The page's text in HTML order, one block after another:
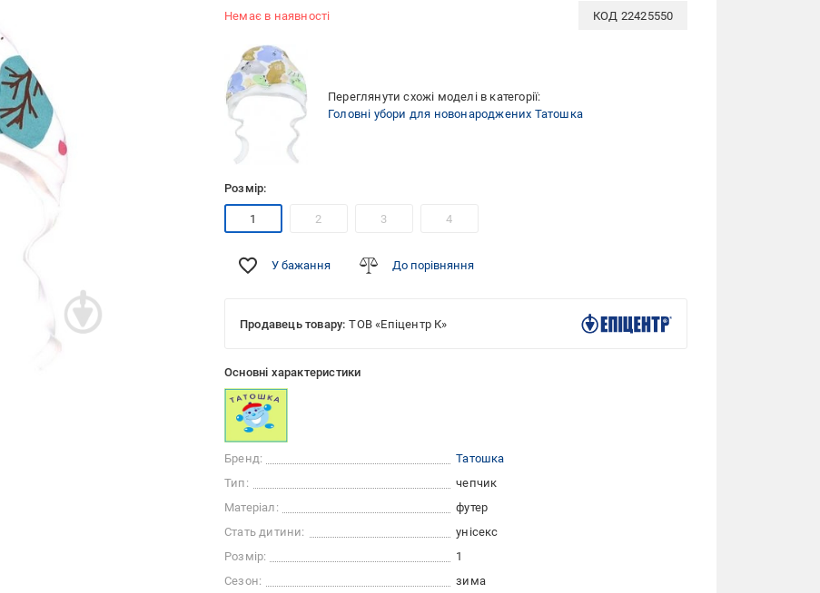
Немає в наявності КОД 22425550
Переглянути схожі моделі в категорії:
Головні убори для новонароджених Татошка
Розмір:
1 2 3 4
У бажання До порівняння
Продавець товару: ТОВ «Епіцентр К»
Основні характеристики
Бренд:
Татошка
Тип:
чепчик
Матеріал:
футер
Стать дитини:
унісекс
Розмір:
1
Сезон:
зима